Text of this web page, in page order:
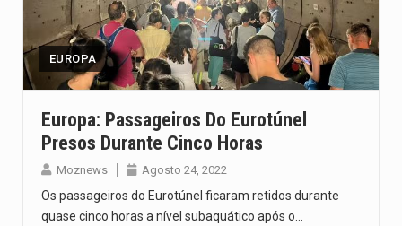
Um dos casos mais graves envolveu a residência de Sam…
A cidade de Bunia, capital da província de Ituri, tornou-se…
EUROPA
Europa: Passageiros Do Eurotúnel
Presos Durante Cinco Horas
Moznews Agosto 24, 2022
Os passageiros do Eurotúnel ficaram retidos durante
quase cinco horas a nível subaquático após o…